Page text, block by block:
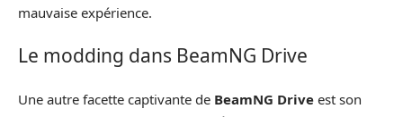
mauvaise expérience.
Le modding dans BeamNG Drive
Une autre facette captivante de BeamNG Drive est son